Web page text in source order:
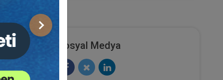
Sonraki
Sosyal Medya